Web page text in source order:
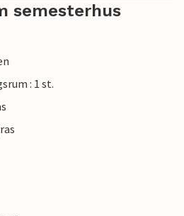
semesterhus
: 1 st.